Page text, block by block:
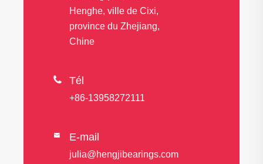
Henghe, ville de Cixi,
province du Zhejiang,
Chine
 Tél
+86-13958272111
 E-mail
julia@hengjibearings.com